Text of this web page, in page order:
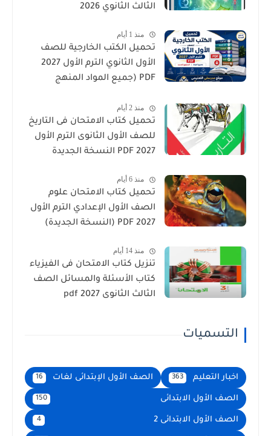
الثالث الثانوي 2026
منذ 1 أيام
تحميل الكتب الخارجية للصف
الأول الثانوي الترم الأول 2027
PDF (جميع المواد المنهج
منذ 2 أيام
تحميل كتاب الامتحان فى التاريخ
للصف الأول الثانوى الترم الأول
2027 PDF النسخة الجديدة
منذ 6 أيام
تحميل كتاب الامتحان علوم
الصف الأول الإعدادي الترم الأول
2027 PDF (النسخة الجديدة)
منذ 14 أيام
تنزيل كتاب الامتحان فى الفيزياء
كتاب الأسئلة والمسائل الصف
الثالث الثانوى 2027 pdf
التسميات
اخبار التعليم 363 الصف الأول الإبتدائى لغات 16
الصف الأول الابتدائى 150
الصف الأول الابتدائى 2 4